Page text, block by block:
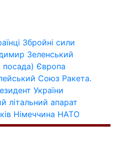
Збройні сили
Зеленський
Європа
Союз Ракета.
України
літальний апарат
Німеччина НАТО